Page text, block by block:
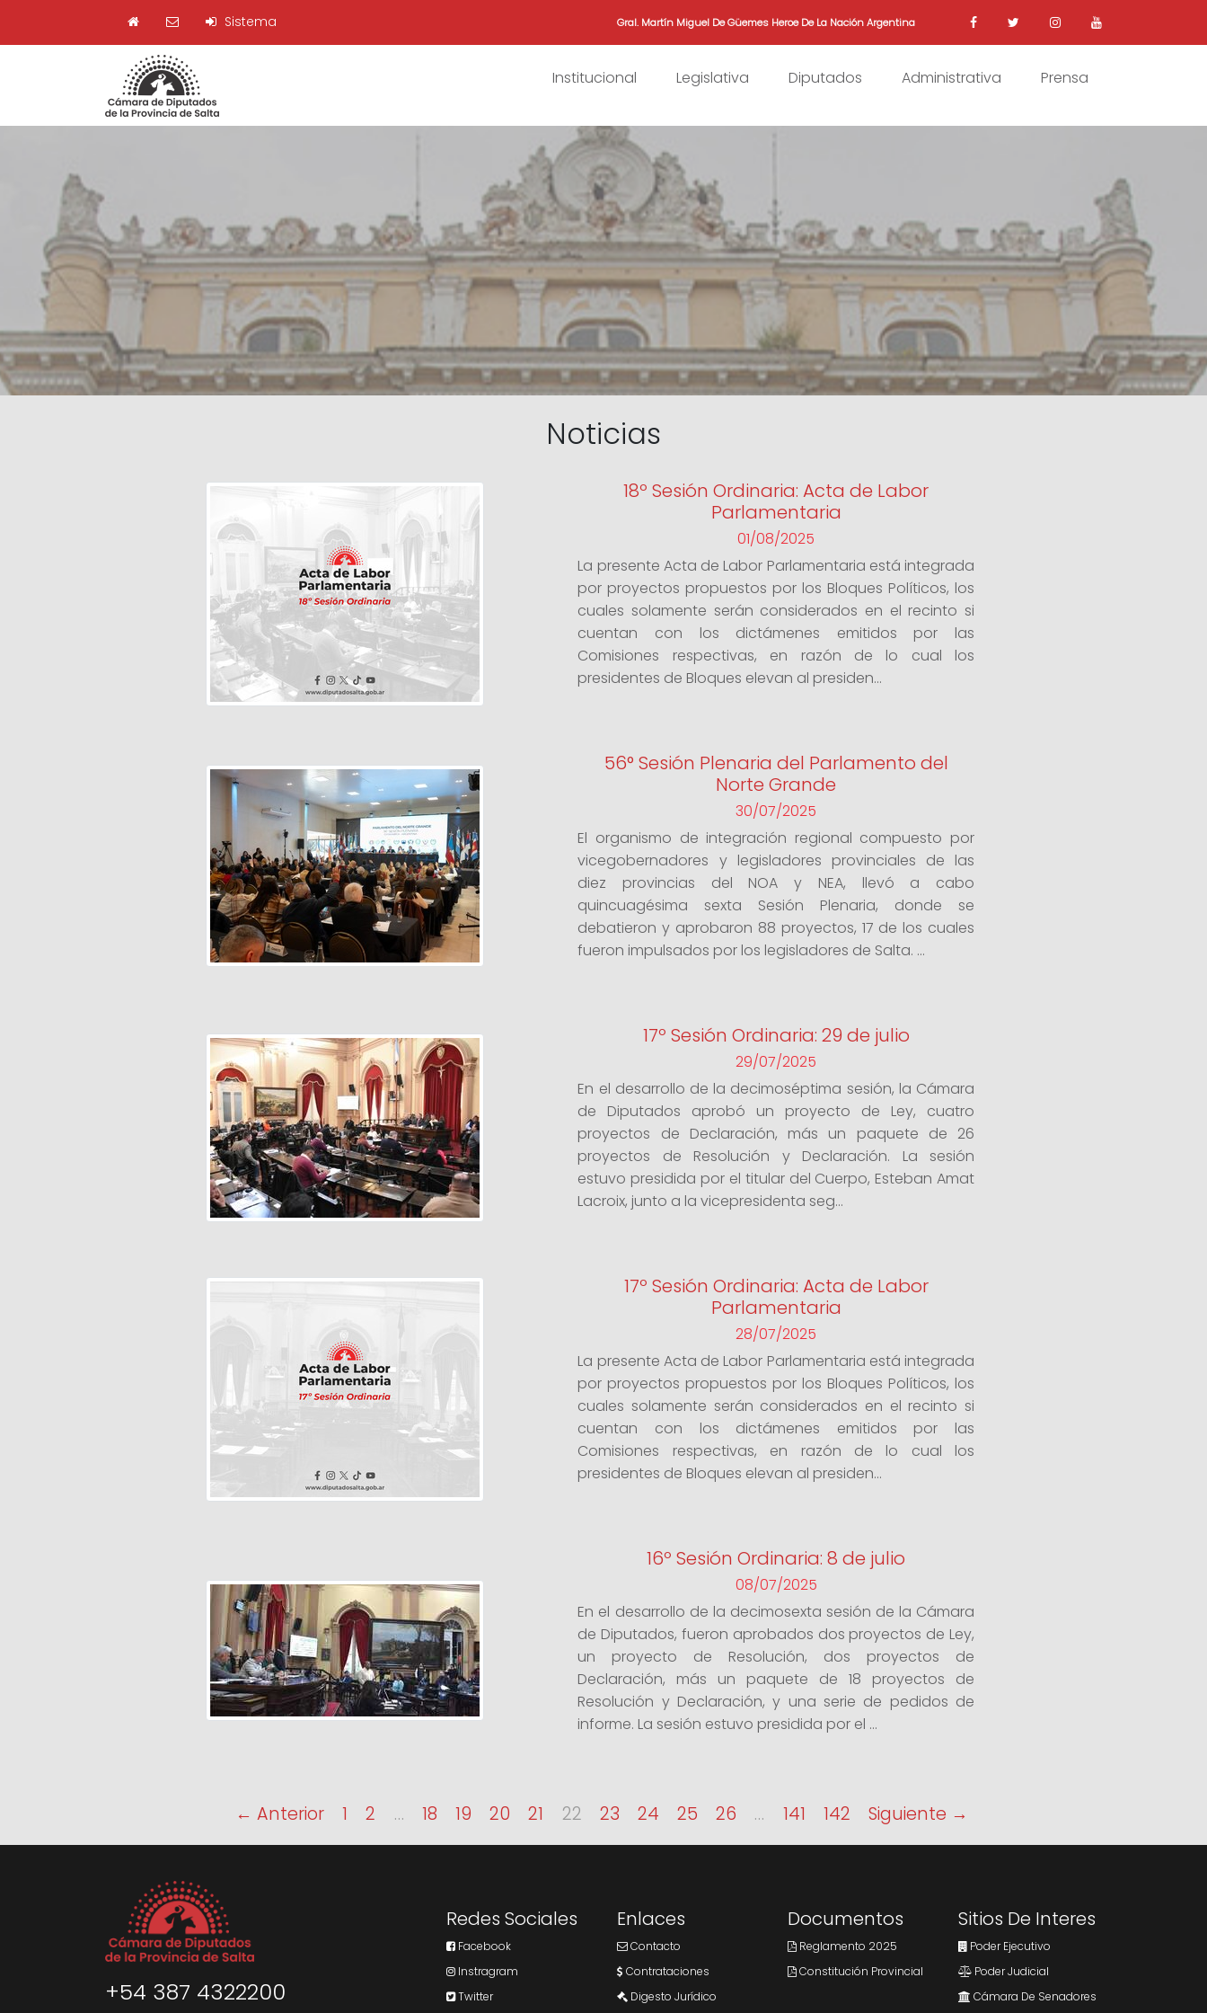
Sistema Gral. Martín Miguel De Güemes Heroe De La Nación Argentina
Institucional Legislativa Diputados Administrativa Prensa
Noticias
18º Sesión Ordinaria: Acta de Labor
Parlamentaria
01/08/2025
La presente Acta de Labor Parlamentaria está integrada
por proyectos propuestos por los Bloques Políticos, los
cuales solamente serán considerados en el recinto si
cuentan con los dictámenes emitidos por las
Comisiones respectivas, en razón de lo cual los
presidentes de Bloques elevan al presiden...
56° Sesión Plenaria del Parlamento del
Norte Grande
30/07/2025
El organismo de integración regional compuesto por
vicegobernadores y legisladores provinciales de las
diez provincias del NOA y NEA, llevó a cabo
quincuagésima sexta Sesión Plenaria, donde se
debatieron y aprobaron 88 proyectos, 17 de los cuales
fueron impulsados por los legisladores de Salta. ...
17º Sesión Ordinaria: 29 de julio
29/07/2025
En el desarrollo de la decimoséptima sesión, la Cámara
de Diputados aprobó un proyecto de Ley, cuatro
proyectos de Declaración, más un paquete de 26
proyectos de Resolución y Declaración. La sesión
estuvo presidida por el titular del Cuerpo, Esteban Amat
Lacroix, junto a la vicepresidenta seg...
17º Sesión Ordinaria: Acta de Labor
Parlamentaria
28/07/2025
La presente Acta de Labor Parlamentaria está integrada
por proyectos propuestos por los Bloques Políticos, los
cuales solamente serán considerados en el recinto si
cuentan con los dictámenes emitidos por las
Comisiones respectivas, en razón de lo cual los
presidentes de Bloques elevan al presiden...
16º Sesión Ordinaria: 8 de julio
08/07/2025
En el desarrollo de la decimosexta sesión de la Cámara
de Diputados, fueron aprobados dos proyectos de Ley,
un proyecto de Resolución, dos proyectos de
Declaración, más un paquete de 18 proyectos de
Resolución y Declaración, y una serie de pedidos de
informe. La sesión estuvo presidida por el ...
← Anterior 1 2 … 18 19 20 21 22 23 24 25 26 … 141 142 Siguiente →
+54 387 4322200
Redes Sociales
Facebook
Instragram
Twitter
Enlaces
Contacto
Contrataciones
Digesto Jurídico
Documentos
Reglamento 2025
Constitución Provincial
Sitios De Interes
Poder Ejecutivo
Poder Judicial
Cámara De Senadores